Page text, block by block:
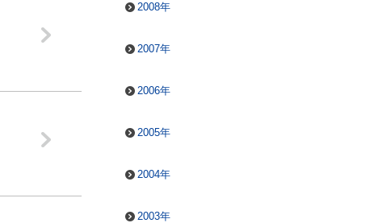
2008年
2007年
2006年
2005年
2004年
2003年